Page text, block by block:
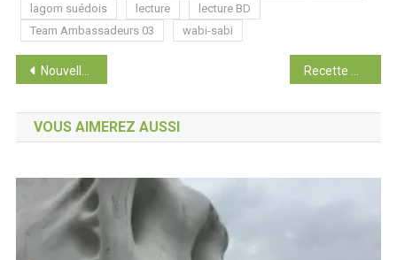
lagom suédois
lecture
lecture BD
Team Ambassadeurs 03
wabi-sabi
Navigation
de
l’article
Nouvelle page, nouvelle année
VOUS AIMEREZ AUSSI